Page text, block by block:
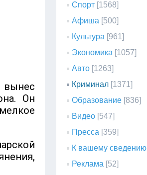
вынес
Он
Спорт [1568]
Афиша [500]
Культура [961]
Экономика [1057]
Авто [1263]
Криминал [1371]
Образование [836]
Видео [547]
Пресса [359]
К вашему сведению
Реклама [52]